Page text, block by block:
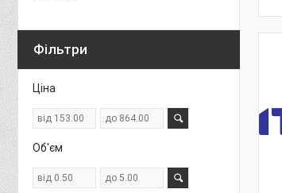
Фільтри
Ціна
Об'єм